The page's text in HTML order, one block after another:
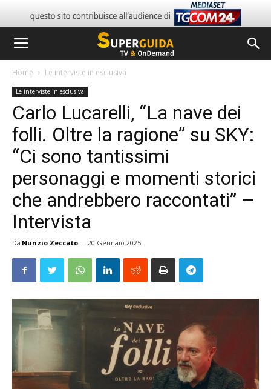
Home Le interviste in esclusiva
Le interviste in esclusiva
Carlo Lucarelli, “La nave dei
folli. Oltre la ragione” su SKY:
“Ci sono tantissimi
personaggi e momenti storici
che andrebbero raccontati” –
Intervista
Da Nunzio Zeccato - 20 Gennaio 2025